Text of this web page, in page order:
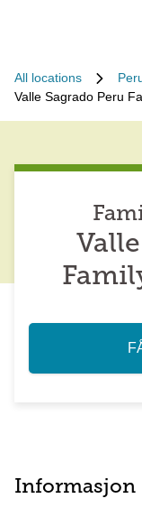
All locations
Valle Sagrado Peru
Informasjon